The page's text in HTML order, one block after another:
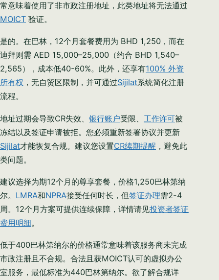
常意味着使用了非市政注册地址，此类地址将无法通过
MOICT 验证。
是的。在巴林，12个月套餐费用为 BHD 1,250，而在
迪拜则需 AED 15,000–25,000（约合 BHD 1,540–
2,565），成本低40-60%。此外，还享有100% 外资
所有权 ，无自贸区限制，并可通过Sijilat系统简化注册
流程。
地址过期会导致CR失效、 银行账户受限、 工作许可被
冻结以及签证申请被拒。您必须重新签署协议并更新
Sijilat才能恢复合规。建议您设置CR续期提醒 ，避免此
类问题。
建议选择为期12个月的尊享套餐，价格1,250巴林第纳
尔。 LMRA和NPRA接受任何时长，但签证办理需2-4
周。12个月方案可提供连续保障，详情请见投资者签证
费用明细。
低于400巴林第纳尔的价格通常意味着该服务商未完成
市政注册且不合规。合法且获MOICT认可的虚拟办公
室服务，最低标准为440巴林第纳尔。欲了解合规详